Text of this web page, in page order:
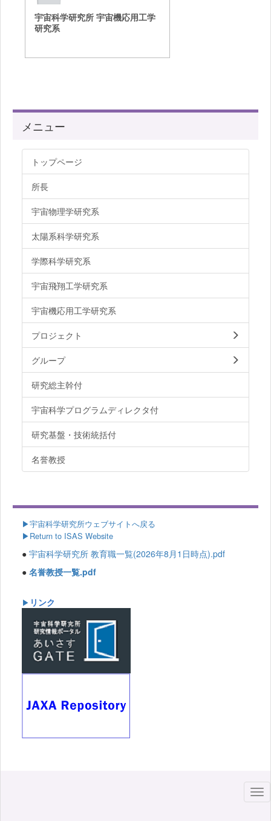
宇宙科学研究所 宇宙機応用工学
研究系
メニュー
トップページ
所長
宇宙物理学研究系
太陽系科学研究系
学際科学研究系
宇宙飛翔工学研究系
宇宙機応用工学研究系
プロジェクト
グループ
研究総主幹付
宇宙科学プログラムディレクタ付
研究基盤・技術統括付
名誉教授
▶宇宙科学研究所ウェブサイトへ戻る
▶Return to ISAS Website
● 宇宙科学研究所 教育職一覧(2026年8月1日時点).pdf
● 名誉教授一覧.pdf
▶ リンク